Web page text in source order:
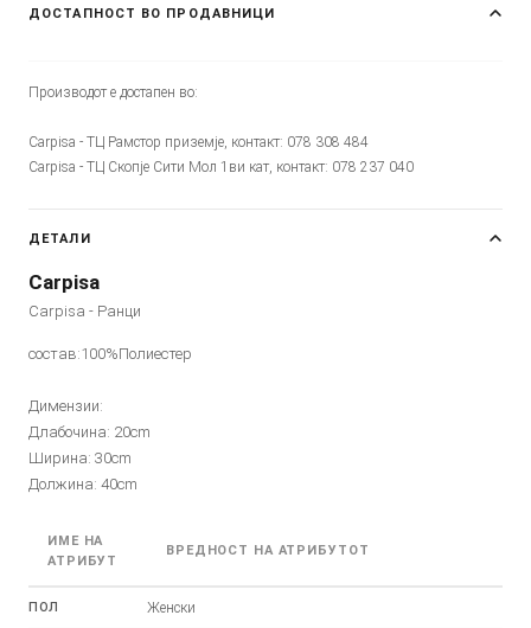
ДОСТАПНОСТ ВО ПРОДАВНИЦИ
Производот е достапен во:
Carpisa - ТЦ Рамстор приземје, контакт: 078 308 484
Carpisa - ТЦ Скопје Сити Мол 1ви кат, контакт: 078 237 040
ДЕТАЛИ
Carpisa
Carpisa - Ранци
состав:100%Полиестер
Димензии:
Длабочина: 20cm
Ширина: 30cm
Должина: 40cm
ИМЕ НА
АТРИБУТ
ВРЕДНОСТ НА АТРИБУТОТ
ПОЛ Женски